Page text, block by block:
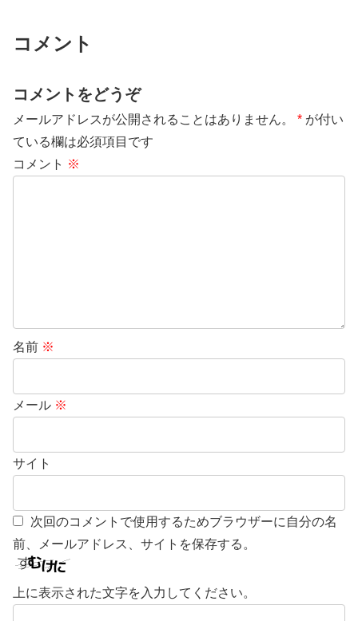
コメント
コメントをどうぞ
メールアドレスが公開されることはありません。 * が付い
ている欄は必須項目です
コメント ※
名前 ※
メール ※
サイト
次回のコメントで使用するためブラウザーに自分の名
前、メールアドレス、サイトを保存する。
上に表示された文字を入力してください。